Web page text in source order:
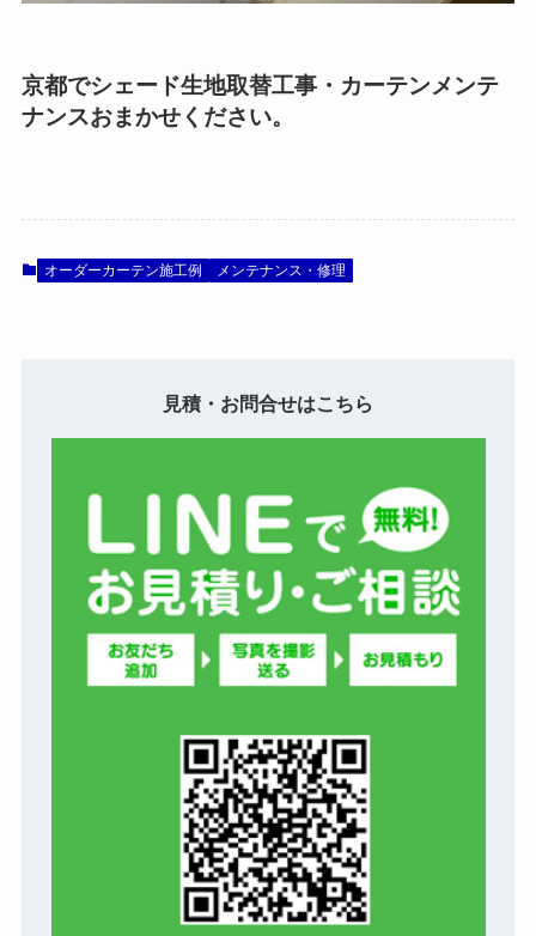
京都でシェード生地取替工事・カーテンメンテ
ナンスおまかせください。
オーダーカーテン施工例 メンテナンス・修理
見積・お問合せはこちら